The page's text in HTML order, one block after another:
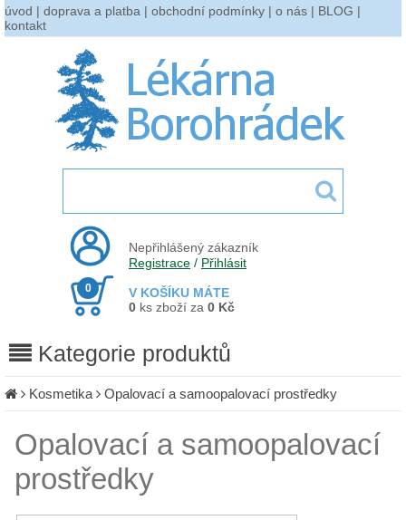
úvod | doprava a platba | obchodní podmínky | o nás | BLOG |
kontakt
Nepřihlášený zákazník
Registrace / Přihlásit
V KOŠÍKU MÁTE
0
0 ks zboží za 0 Kč
Kategorie produktů
Kosmetika Opalovací a samoopalovací prostředky
Opalovací a samoopalovací
prostředky